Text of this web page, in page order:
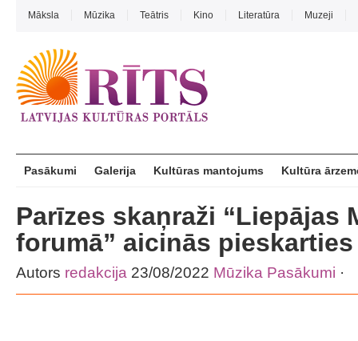
Māksla Mūzika Teātris Kino Literatūra Muzeji
Pasākumi Galerija Kultūras mantojums Kultūra
Parīzes skaņraži “Liepājas
forumā” aicinās
Autors redakcija 23/08/2022 Mūzika Pasākumi ·